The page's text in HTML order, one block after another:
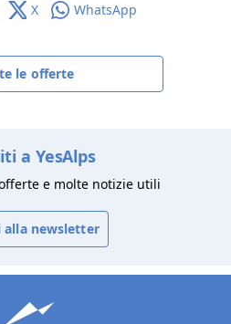
X WhatsApp
le offerte
a YesAlps
e molte notizie utili
newsletter